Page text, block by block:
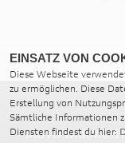
MOTO
EINSATZ VON
Diese Webseite
zu ermöglichen. Diese
Erstellung von
Sämtliche Informationen
Diensten findest du hier: